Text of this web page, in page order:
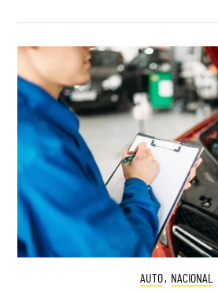
AUTO, NACIONAL